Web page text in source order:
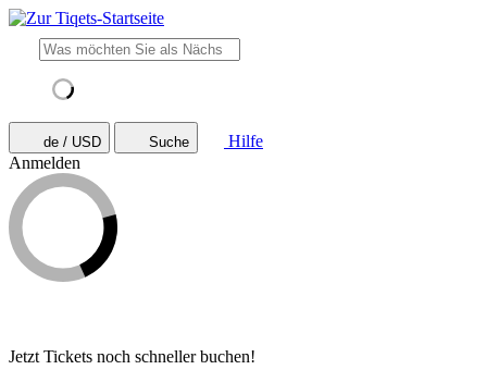
de / USD Suche
Hilfe
Anmelden
Jetzt Tickets noch schneller buchen!